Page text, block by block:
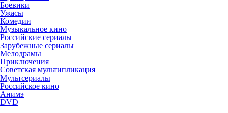
Боевики
Ужасы
Комедии
Музыкальное кино
Российские сериалы
Зарубежные сериалы
Мелодрамы
Приключения
Советская мультипликация
Мультсериалы
Российское кино
Анимэ
DVD